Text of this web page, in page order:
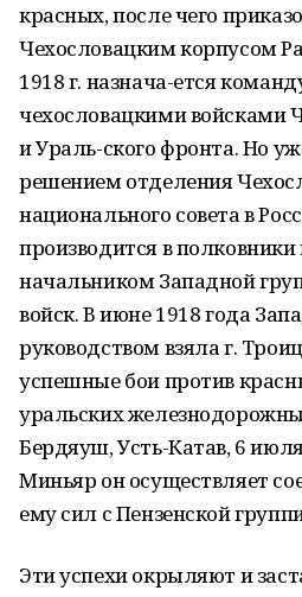
красных, после чего
Чехословацким корпусом
1918 г. назнача-ется
чехословацкими войсками
и Ураль-ского фронта. Но
решением отделения
национального совета в
производится в полковники
начальником Западной
войск. В июне 1918 года
руководством взяла г.
успешные бои против
уральских
Бердяуш, Усть-Катав, 6
Миньяр он осуществляет
ему сил с Пензенской
Эти успехи окрыляют и